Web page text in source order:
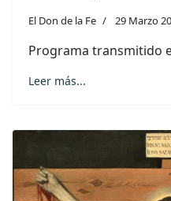
El Don de la Fe 29 Marzo
Programa transmitido
Leer más...